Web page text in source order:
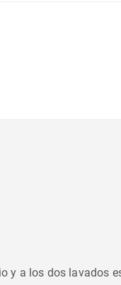
a los dos lavados